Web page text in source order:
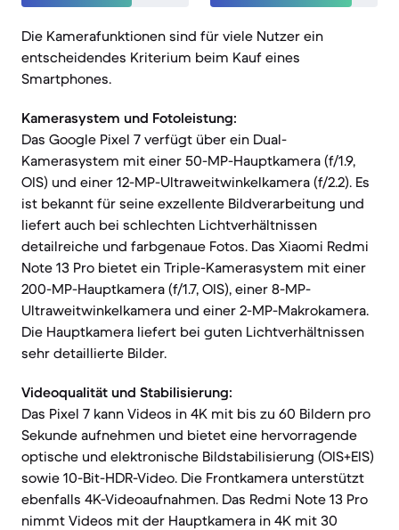
Die Kamerafunktionen sind für viele Nutzer ein
entscheidendes Kriterium beim Kauf eines
Smartphones.
Kamerasystem und Fotoleistung:
Das Google Pixel 7 verfügt über ein Dual-
Kamerasystem mit einer 50-MP-Hauptkamera (f/1.9,
OIS) und einer 12-MP-Ultraweitwinkelkamera (f/2.2). Es
ist bekannt für seine exzellente Bildverarbeitung und
liefert auch bei schlechten Lichtverhältnissen
detailreiche und farbgenaue Fotos. Das Xiaomi Redmi
Note 13 Pro bietet ein Triple-Kamerasystem mit einer
200-MP-Hauptkamera (f/1.7, OIS), einer 8-MP-
Ultraweitwinkelkamera und einer 2-MP-Makrokamera.
Die Hauptkamera liefert bei guten Lichtverhältnissen
sehr detaillierte Bilder.
Videoqualität und Stabilisierung:
Das Pixel 7 kann Videos in 4K mit bis zu 60 Bildern pro
Sekunde aufnehmen und bietet eine hervorragende
optische und elektronische Bildstabilisierung (OIS+EIS)
sowie 10-Bit-HDR-Video. Die Frontkamera unterstützt
ebenfalls 4K-Videoaufnahmen. Das Redmi Note 13 Pro
nimmt Videos mit der Hauptkamera in 4K mit 30